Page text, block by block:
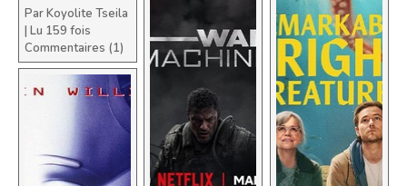
ParKoyolite Tseila
| Lu 159 fois
Commentaires (1)